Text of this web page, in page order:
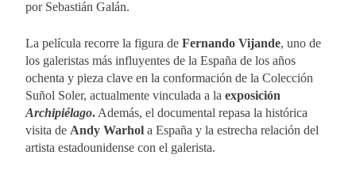
por Sebastián Galán.
La película recorre la figura de Fernando Vijande, uno de
los galeristas más influyentes de la España de los años
ochenta y pieza clave en la conformación de la Colección
Suñol Soler, actualmente vinculada a la exposición
Archipiélago. Además, el documental repasa la histórica
visita de Andy Warhol a España y la estrecha relación del
artista estadounidense con el galerista.